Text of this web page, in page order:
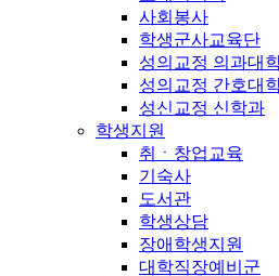
사회봉사
학생군사교육단
성의교정 의과대
성의교정 간호대
성신교정 신학과
학생지원
취ㆍ창업교육
기숙사
도서관
학생상담
장애학생지원
대학직장예비군